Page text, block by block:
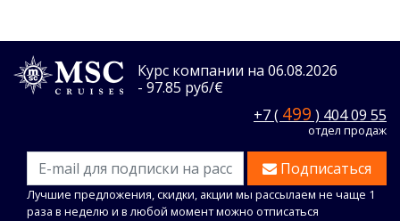
Курс компании на 06.08.2026
- 97.85 руб/€
+7 ( 499 ) 404 09 55
отдел продаж
Подписаться
Лучшие предложения, скидки, акции мы рассылаем не чаще 1
раза в неделю и в любой момент можно отписаться